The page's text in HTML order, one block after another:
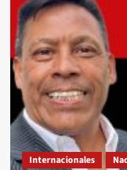
Internacionales